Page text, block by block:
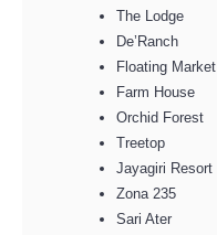
The Lodge
De’Ranch
Floating Market
Farm House
Orchid Forest
Treetop
Jayagiri Resort
Zona 235
Sari Ater